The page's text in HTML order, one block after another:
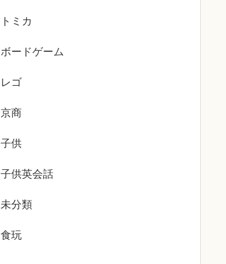
トミカ
ボードゲーム
レゴ
京商
子供
子供英会話
未分類
食玩